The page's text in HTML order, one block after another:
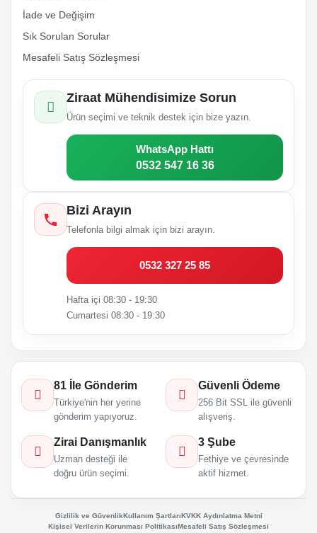
İade ve Değişim
Sık Sorulan Sorular
Mesafeli Satış Sözleşmesi
Ziraat Mühendisimize Sorun
Ürün seçimi ve teknik destek için bize yazın.
WhatsApp Hattı
0532 547 16 36
Bizi Arayın
Telefonla bilgi almak için bizi arayın.
0532 327 25 85
Hafta içi 08:30 - 19:30
Cumartesi 08:30 - 19:30
81 İle Gönderim
Türkiye'nin her yerine
gönderim yapıyoruz.
Güvenli Ödeme
256 Bit SSL ile güvenli
alışveriş.
Zirai Danışmanlık
Uzman desteği ile
doğru ürün seçimi.
3 Şube
Fethiye ve çevresinde
aktif hizmet.
Gizlilik ve GüvenlikKullanım ŞartlarıKVKK Aydınlatma Metni
Kişisel Verilerin Korunması PolitikasıMesafeli Satış Sözleşmesi